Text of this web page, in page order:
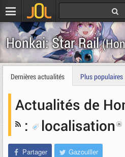
Honkai: Star Rail
Dernières actualités Plus populaires
Actualités de
:
localisation
Partager Gazouiller